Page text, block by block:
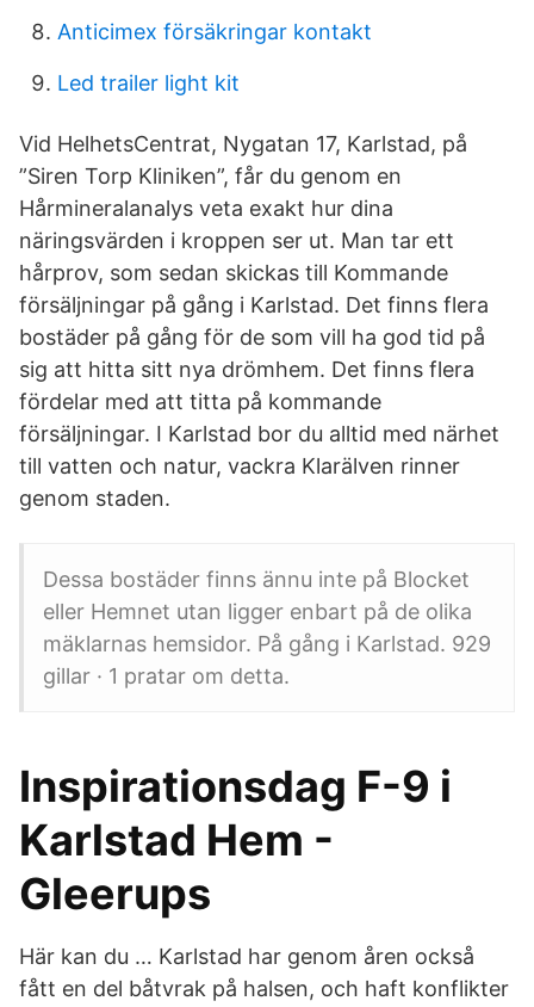
Anticimex försäkringar kontakt
Led trailer light kit
Vid HelhetsCentrat, Nygatan 17, Karlstad, på
”Siren Torp Kliniken”, får du genom en
Hårmineralanalys veta exakt hur dina
näringsvärden i kroppen ser ut. Man tar ett
hårprov, som sedan skickas till Kommande
försäljningar på gång i Karlstad. Det finns flera
bostäder på gång för de som vill ha god tid på
sig att hitta sitt nya drömhem. Det finns flera
fördelar med att titta på kommande
försäljningar. I Karlstad bor du alltid med närhet
till vatten och natur, vackra Klarälven rinner
genom staden.
Dessa bostäder finns ännu inte på Blocket
eller Hemnet utan ligger enbart på de olika
mäklarnas hemsidor. På gång i Karlstad. 929
gillar · 1 pratar om detta.
Inspirationsdag F-9 i
Karlstad Hem -
Gleerups
Här kan du … Karlstad har genom åren också
fått en del båtvrak på halsen, och haft konflikter